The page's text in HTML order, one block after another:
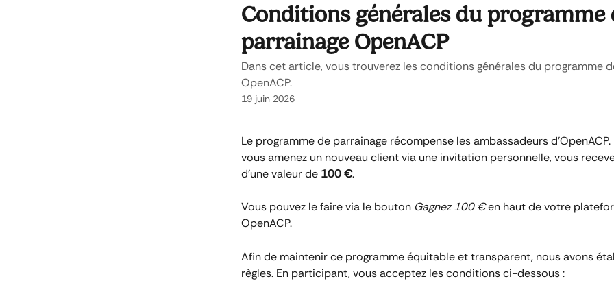
Conditions générales du programme
parrainage OpenACP
Dans cet article, vous trouverez les conditions générales du programme
OpenACP.
19 juin 2026
Le programme de parrainage récompense les ambassadeurs
vous amenez un nouveau client via une invitation personnelle, vous
d'une valeur de 100 €.
Vous pouvez le faire via le bouton Gagnez 100 € en haut de votre
OpenACP.
Afin de maintenir ce programme équitable et transparent, nous avons
règles. En participant, vous acceptez les conditions ci-dessous :